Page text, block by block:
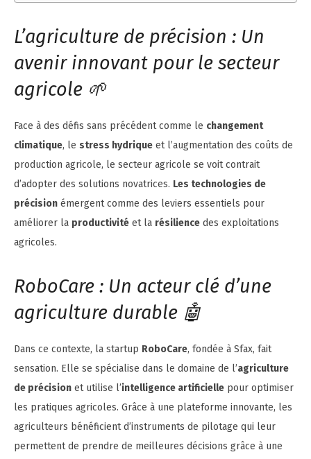
L’agriculture de précision : Un
avenir innovant pour le secteur
agricole 🌱
Face à des défis sans précédent comme le changement
climatique, le stress hydrique et l’augmentation des coûts de
production agricole, le secteur agricole se voit contrait
d’adopter des solutions novatrices. Les technologies de
précision émergent comme des leviers essentiels pour
améliorer la productivité et la résilience des exploitations
agricoles.
RoboCare : Un acteur clé d’une
agriculture durable 🤖
Dans ce contexte, la startup RoboCare, fondée à Sfax, fait
sensation. Elle se spécialise dans le domaine de l’agriculture
de précision et utilise l’intelligence artificielle pour optimiser
les pratiques agricoles. Grâce à une plateforme innovante, les
agriculteurs bénéficient d’instruments de pilotage qui leur
permettent de prendre de meilleures décisions grâce à une